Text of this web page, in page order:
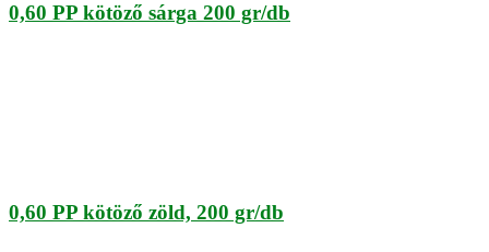
0,60 PP kötöző sárga 200 gr/db
0,60 PP kötöző zöld, 200 gr/db